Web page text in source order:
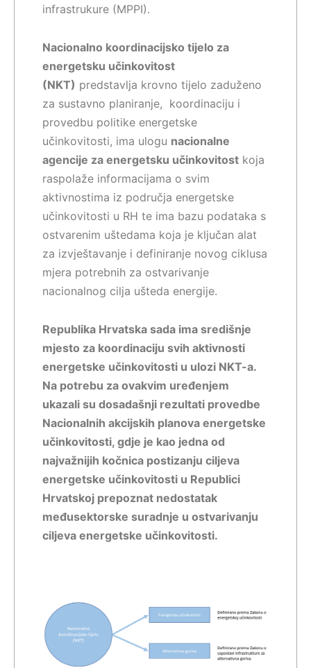
infrastrukure (MPPI).
Nacionalno koordinacijsko tijelo za
energetsku učinkovitost
(NKT) predstavlja krovno tijelo zaduženo
za sustavno planiranje, koordinaciju i
provedbu politike energetske
učinkovitosti, ima ulogu nacionalne
agencije za energetsku učinkovitost koja
raspolaže informacijama o svim
aktivnostima iz područja energetske
učinkovitosti u RH te ima bazu podataka s
ostvarenim uštedama koja je ključan alat
za izvještavanje i definiranje novog ciklusa
mjera potrebnih za ostvarivanje
nacionalnog cilja ušteda energije.
Republika Hrvatska sada ima središnje
mjesto za koordinaciju svih aktivnosti
energetske učinkovitosti u ulozi NKT-a.
Na potrebu za ovakvim uređenjem
ukazali su dosadašnji rezultati provedbe
Nacionalnih akcijskih planova energetske
učinkovitosti, gdje je kao jedna od
najvažnijih kočnica postizanju ciljeva
energetske učinkovitosti u Republici
Hrvatskoj prepoznat nedostatak
međusektorske suradnje u ostvarivanju
ciljeva energetske učinkovitosti.